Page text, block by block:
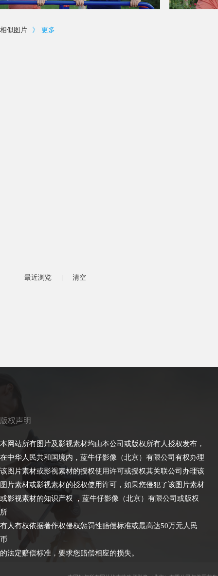
相似图片 》 更多
最近浏览 清空
版权声明
本网站所有图片及影视素材均由本公司或版权所有人授权发布，
在中华人民共和国境内，蓝牛仔影像（北京）有限公司有权办理
该图片素材或影视素材的授权使用许可或授权其关联公司办理该
图片素材或影视素材的授权使用许可，如果您侵犯了该图片素材
或影视素材的知识产权 ，蓝牛仔影像（北京）有限公司或版权
所
有人有权依据著作权侵权惩罚性赔偿标准或最高达50万元人民
币
的法定赔偿标准，要求您赔偿相应的损失。